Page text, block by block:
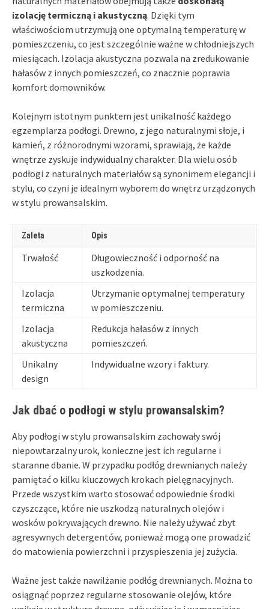
izolację termiczną i akustyczną. Dzięki tym
właściwościom utrzymują one optymalną temperaturę w
pomieszczeniu, co jest szczególnie ważne w chłodniejszych
miesiącach. Izolacja akustyczna pozwala na zredukowanie
hałasów z innych pomieszczeń, co znacznie poprawia
komfort domowników.
Kolejnym istotnym punktem jest unikalność każdego
egzemplarza podłogi. Drewno, z jego naturalnymi słoje, i
kamień, z różnorodnymi wzorami, sprawiają, że każde
wnętrze zyskuje indywidualny charakter. Dla wielu osób
podłogi z naturalnych materiałów są synonimem elegancji i
stylu, co czyni je idealnym wyborem do wnętrz urządzonych
w stylu prowansalskim.
Zaleta Opis
Trwałość
Długowieczność i odporność na
uszkodzenia.
Izolacja
termiczna
Utrzymanie optymalnej temperatury
w pomieszczeniu.
Izolacja
akustyczna
Redukcja hałasów z innych
pomieszczeń.
Unikalny
design
Indywidualne wzory i faktury.
Jak dbać o podłogi w stylu prowansalskim?
Aby podłogi w stylu prowansalskim zachowały swój
niepowtarzalny urok, konieczne jest ich regularne i
staranne dbanie. W przypadku podłóg drewnianych należy
pamiętać o kilku kluczowych krokach pielęgnacyjnych.
Przede wszystkim warto stosować odpowiednie środki
czyszczące, które nie uszkodzą naturalnych olejów i
wosków pokrywających drewno. Nie należy używać zbyt
agresywnych detergentów, ponieważ mogą one prowadzić
do matowienia powierzchni i przyspieszenia jej zużycia.
Ważne jest także nawilżanie podłóg drewnianych. Można to
osiągnąć poprzez regularne stosowanie olejów, które